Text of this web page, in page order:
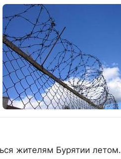
жителям Бурятии летом.